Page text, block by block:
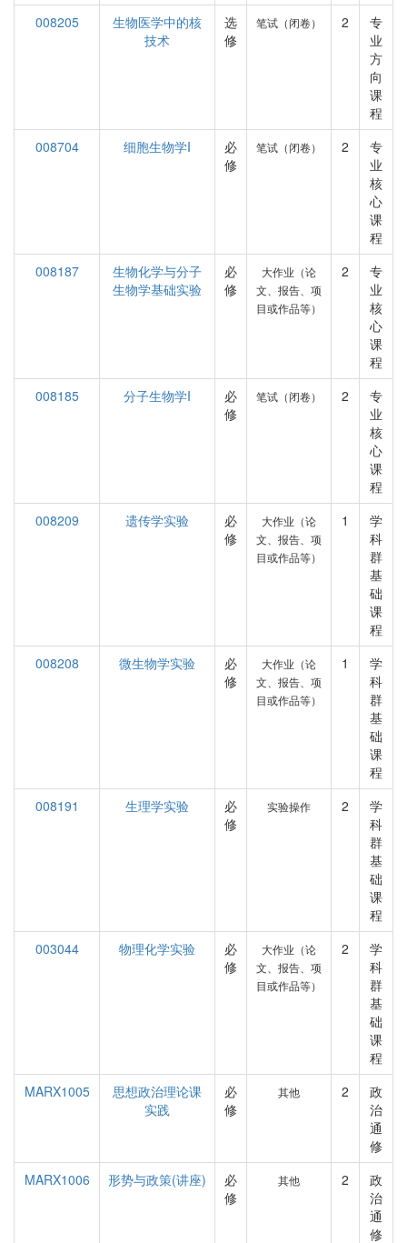
008205
生物医学中的核
技术
选
修
笔试（闭卷） 2
专
业
方
向
课
程
008704
细胞生物学I
必
修
笔试（闭卷） 2
专
业
核
心
课
程
008187
生物化学与分子
生物学基础实验
必
修
大作业（论
文、报告、项
目或作品等）
2
专
业
核
心
课
程
008185
分子生物学I
必
修
笔试（闭卷） 2
专
业
核
心
课
程
008209
遗传学实验
必
修
大作业（论
文、报告、项
目或作品等）
1
学
科
群
基
础
课
程
008208
微生物学实验
必
修
大作业（论
文、报告、项
目或作品等）
1
学
科
群
基
础
课
程
008191
生理学实验
必
修
实验操作 2
学
科
群
基
础
课
程
003044
物理化学实验
必
修
大作业（论
文、报告、项
目或作品等）
2
学
科
群
基
础
课
程
MARX1005
思想政治理论课
实践
必
修
其他 2
政
治
通
修
MARX1006
形势与政策(讲座)
必
修
其他 2
政
治
通
修